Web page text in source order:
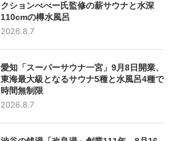
クションべべー氏監修の薪サウナと水深
110cmの樽水風呂
2026.8.7
愛知「スーパーサウナ一宮」9月8日開業、
東海最大級となるサウナ5種と水風呂4種で
時間無制限
2026.8.7